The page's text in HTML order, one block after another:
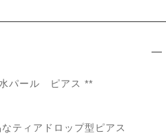
パール ピアス **
ティアドロップ型ピアス